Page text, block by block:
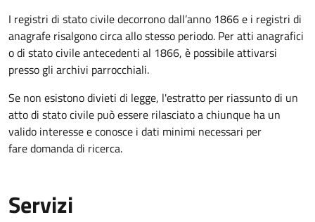
I registri di stato civile decorrono dall’anno 1866 e i registri di
anagrafe risalgono circa allo stesso periodo. Per atti anagrafici
o di stato civile antecedenti al 1866, è possibile attivarsi
presso gli archivi parrocchiali.
Se non esistono divieti di legge, l'estratto per riassunto di un
atto di stato civile può essere rilasciato a chiunque ha un
valido interesse e conosce i dati minimi necessari per
fare domanda di ricerca.
Servizi